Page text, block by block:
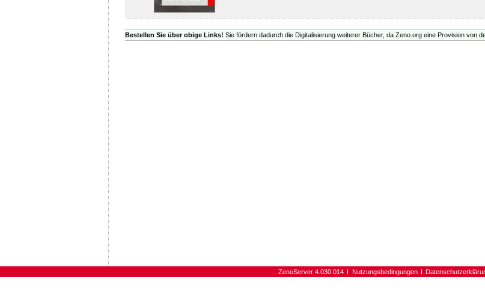
Bestellen Sie über obige Links! Sie fördern dadurch die Digitalisierung weiterer Bücher, da Zeno.org eine Provision von
ZenoServer 4.030.014 Nutzungsbedingungen